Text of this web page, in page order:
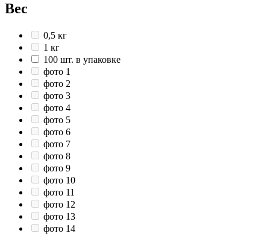
Вес
0,5 кг
1 кг
100 шт. в упаковке
фото 1
фото 2
фото 3
фото 4
фото 5
фото 6
фото 7
фото 8
фото 9
фото 10
фото 11
фото 12
фото 13
фото 14